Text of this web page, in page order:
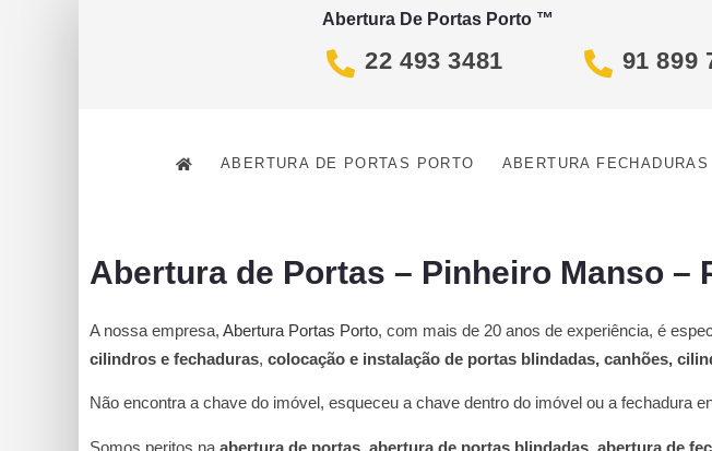
Abertura De Portas Porto ™
22 493 3481 91 899
ABERTURA DE PORTAS PORTO ABERTURA FECHADURAS
Abertura de Portas – Pinheiro Manso –
A nossa empresa, Abertura Portas Porto, com mais de 20 anos de experiência, é
cilindros e fechaduras, colocação e instalação de portas blindadas, canhões,
Não encontra a chave do imóvel, esqueceu a chave dentro do imóvel ou a fechadura
Somos peritos na abertura de portas, abertura de portas blindadas, abertura de